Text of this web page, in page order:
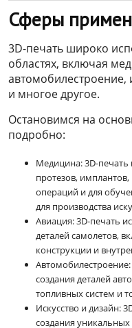
Сферы
3D-печать широко
областях, включая
автомобилестроение,
и многое другое.
Остановимся на
подробно:
Медицина: 3D-печать
протезов,
операций и для
для производства
Авиация: 3D-печать
деталей самолетов,
конструкции и
Автомобилестроение:
создания деталей
топливных систем и
Искусство и дизайн:
создания уникальных